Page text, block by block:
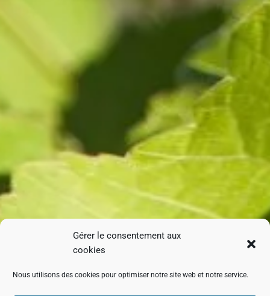
Gérer le consentement aux
cookies
Nous utilisons des cookies pour optimiser notre site web et notre service.